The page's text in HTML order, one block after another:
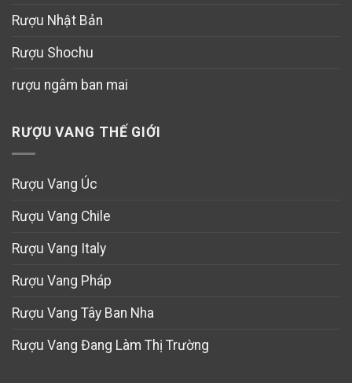
Rượu Nhật Bản
Rượu Shochu
rượu ngâm ban mai
RƯỢU VANG THẾ GIỚI
Rượu Vang Úc
Rượu Vang Chile
Rượu Vang Italy
Rượu Vang Pháp
Rượu Vang Tây Ban Nha
Rượu Vang Đang Làm Thị Trường